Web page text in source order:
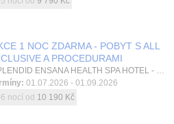
1 NOC ZDARMA - POBYT S ALL
A PROCEDURAMI
SPLENDID ENSANA HEALTH SPA HOTEL - KŘÍDLO SPLENDID, Piešťany, Západní Slovensko, Slovensko
01.07.2026 - 01.09.2026
nocí od 10 190 Kč